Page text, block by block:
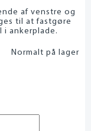
af venstre og
til at fastgøre
i ankerplade.
Normalt på lager